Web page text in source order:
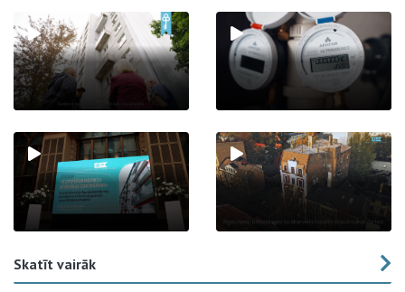
Skatīt vairāk